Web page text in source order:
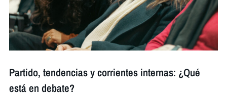
Partido, tendencias y corrientes internas: ¿Qué
está en debate?